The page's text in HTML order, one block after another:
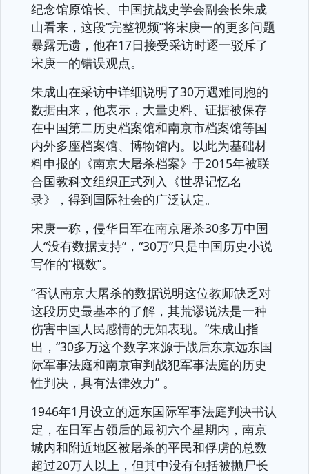
纪念馆原馆长、中国抗战史学会副会长朱成
山看来，这段“完整视频”将宋庚一的更多问题
暴露无遗，他在17日接受采访时逐一驳斥了
宋庚一的错误观点。
朱成山在采访中详细说明了30万遇难同胞的
数据由来，他表示，大量史料、证据被保存
在中国第二历史档案馆和南京市档案馆等国
内外多座档案馆、博物馆内。以此为基础材
料申报的《南京大屠杀档案》于2015年被联
合国教科文组织正式列入《世界记忆名
录》，得到国际社会的广泛认定。
宋庚一称，侵华日军在南京屠杀30多万中国
人“没有数据支持”，“30万”只是中国历史小说
写作的“概数”。
“否认南京大屠杀的数据说明这位教师缺乏对
这段历史最基本的了解，其荒谬说法是一种
伤害中国人民感情的无知表现。”朱成山指
出，“30多万这个数字来源于战后东京远东国
际军事法庭和南京审判战犯军事法庭的历史
性判决，具有法律效力” 。
1946年1月设立的远东国际军事法庭判决书认
定，在日军占领后的最初六个星期内，南京
城内和附近地区被屠杀的平民和俘虏的总数
超过20万人以上，但其中没有包括被抛尸长